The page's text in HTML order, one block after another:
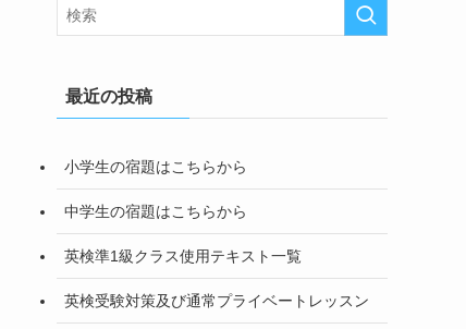
最近の投稿
小学生の宿題はこちらから
中学生の宿題はこちらから
英検準1級クラス使用テキスト一覧
英検受験対策及び通常プライベートレッスン